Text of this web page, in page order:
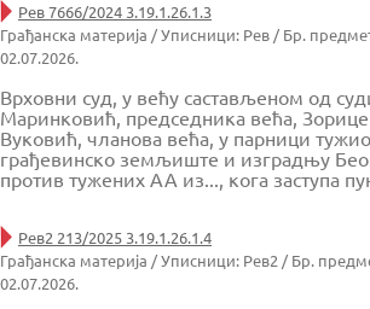
Рев 7666/2024 3.19.1.26.1.3
Грађанска материја / Уписници: Рев / Бр.
02.07.2026.
Врховни суд, у већу састављеном од
Маринковић, председника већа,
Вуковић, чланова већа, у парници
грађевинско земљиште и изградњу
против тужених АА из..., кога заступа
Рев2 213/2025 3.19.1.26.1.4
Грађанска материја / Уписници: Рев2 / Бр.
02.07.2026.